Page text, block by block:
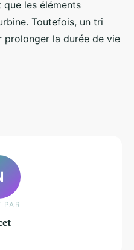
les éléments
Toutefois, un tri
prolonger la durée de vie
PAR